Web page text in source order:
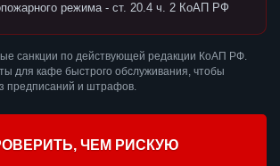
режима - ст. 20.4 ч. 2 КоАП РФ
санкции по действующей редакции КоАП РФ.
для кафе быстрого обслуживания, чтобы
предписаний и штрафов.
ЧЕМ РИСКУЮ